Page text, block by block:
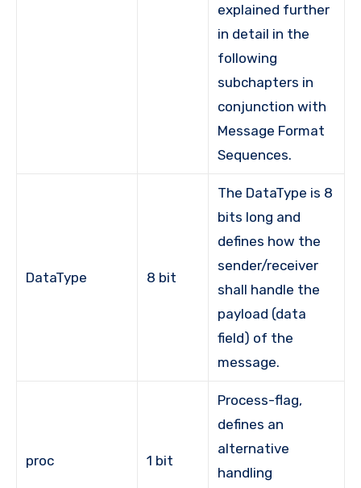
explained further
in detail in the
following
subchapters in
conjunction with
Message Format
Sequences.
DataType 8 bit
The DataType is 8
bits long and
defines how the
sender/receiver
shall handle the
payload (data
field) of the
message.
proc 1 bit
Process-flag,
defines an
alternative
handling